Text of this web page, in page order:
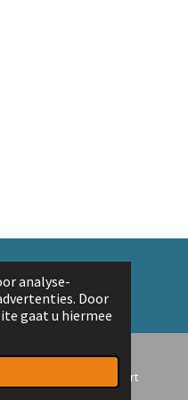
analyse-
Door
gaat u hiermee
Kaart